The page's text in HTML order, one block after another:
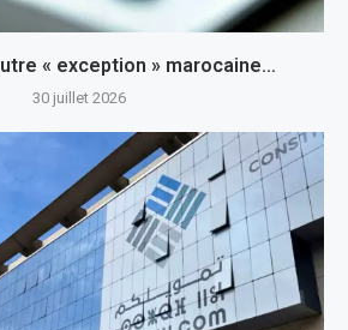
« exception » marocaine…
30 juillet 2026